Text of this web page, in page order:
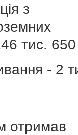
з
тис.
- 2
отримав